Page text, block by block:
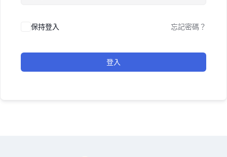
保持登入 忘記密碼？
登入